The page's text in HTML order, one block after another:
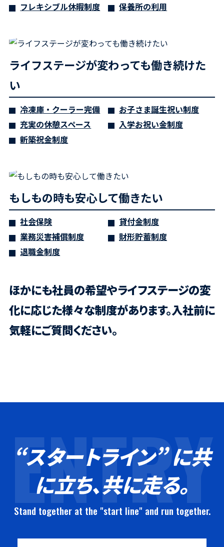
フレキシブル休暇制度
保養所の利用
ライフステージが変わっても働き続けた
い
冷凍庫・クーラー完備
お子さま誕生祝い制度
充実の休憩スペース
入学お祝い金制度
新築祝金制度
もしもの時も安心して働きたい
社会保険
貸付金制度
業務災害補償制度
財形貯蓄制度
退職金制度
ほかにも社員の希望やライフステージの変
化に応じた様々な制度があります。入社前に
気軽にご質問ください。
“スタートライン” に共
に立ち、共に走る。
Stand together at the "start line" and run together.
ENTRY